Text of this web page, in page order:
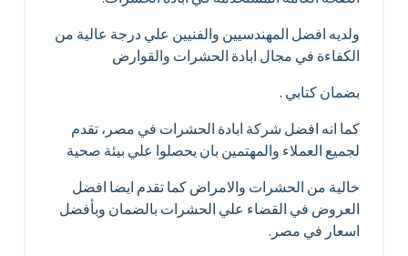
ولديه افضل المهندسيين والفنيين علي درجة عالية من
الكفاءة في مجال ابادة الحشرات والقوارض
بضمان كتابي .
كما انه افضل شركة ابادة الحشرات في مصر، تقدم
لجميع العملاء والمهتمين بان يحصلوا علي بيئة صحية
خالية من الحشرات والامراض كما تقدم ايضا افضل
العروض في القضاء علي الحشرات بالضمان وبأفضل
اسعار في مصر.